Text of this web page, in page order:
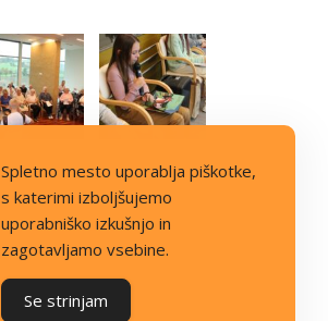
Spletno mesto uporablja piškotke,
s katerimi izboljšujemo
uporabniško izkušnjo in
zagotavljamo vsebine.
Se strinjam